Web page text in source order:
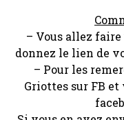
– Vous allez
donnez le lien de
– Pour les
Griottes sur FB